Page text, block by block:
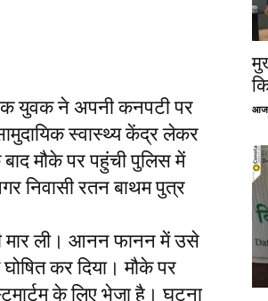
युवक ने अपनी कनपटी पर
स्वास्थ्य केंद्र लेकर
मौके पर पहुंची पुलिस में
निवासी रतन बाथम पुत्र
मार ली। आनन फानन में उसे
कर दिया। मौके पर
के लिए भेजा है। घटना
आज